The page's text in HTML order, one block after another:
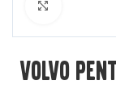
Klik om te
Volvo